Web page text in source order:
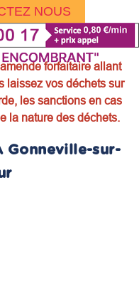
NOUS
forfaitaire allant
laissez vos déchets sur
les sanctions en cas
la nature des déchets.
Gonneville-sur-